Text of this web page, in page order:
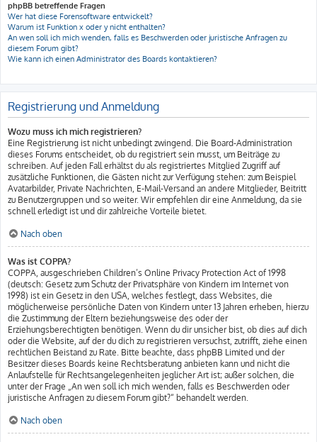
phpBB betreffende Fragen
Wer hat diese Forensoftware entwickelt?
Warum ist Funktion x oder y nicht enthalten?
An wen soll ich mich wenden, falls es Beschwerden oder juristische Anfragen zu
diesem Forum gibt?
Wie kann ich einen Administrator des Boards kontaktieren?
Registrierung und Anmeldung
Wozu muss ich mich registrieren?
Eine Registrierung ist nicht unbedingt zwingend. Die Board-Administration
dieses Forums entscheidet, ob du registriert sein musst, um Beiträge zu
schreiben. Auf jeden Fall erhältst du als registriertes Mitglied Zugriff auf
zusätzliche Funktionen, die Gästen nicht zur Verfügung stehen: zum Beispiel
Avatarbilder, Private Nachrichten, E-Mail-Versand an andere Mitglieder, Beitritt
zu Benutzergruppen und so weiter. Wir empfehlen dir eine Anmeldung, da sie
schnell erledigt ist und dir zahlreiche Vorteile bietet.
Nach oben
Was ist COPPA?
COPPA, ausgeschrieben Children’s Online Privacy Protection Act of 1998
(deutsch: Gesetz zum Schutz der Privatsphäre von Kindern im Internet von
1998) ist ein Gesetz in den USA, welches festlegt, dass Websites, die
möglicherweise persönliche Daten von Kindern unter 13 Jahren erheben, hierzu
die Zustimmung der Eltern beziehungsweise des oder der
Erziehungsberechtigten benötigen. Wenn du dir unsicher bist, ob dies auf dich
oder die Website, auf der du dich zu registrieren versuchst, zutrifft, ziehe einen
rechtlichen Beistand zu Rate. Bitte beachte, dass phpBB Limited und der
Besitzer dieses Boards keine Rechtsberatung anbieten kann und nicht die
Anlaufstelle für Rechtsangelegenheiten jeglicher Art ist; außer solchen, die
unter der Frage „An wen soll ich mich wenden, falls es Beschwerden oder
juristische Anfragen zu diesem Forum gibt?“ behandelt werden.
Nach oben